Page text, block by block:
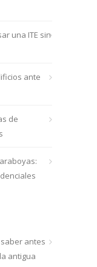
una ITE sin
ante
de
antes
antigua